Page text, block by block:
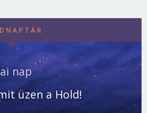
nap
üzen a Hold!